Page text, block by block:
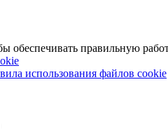
правильную
использования файлов cookie